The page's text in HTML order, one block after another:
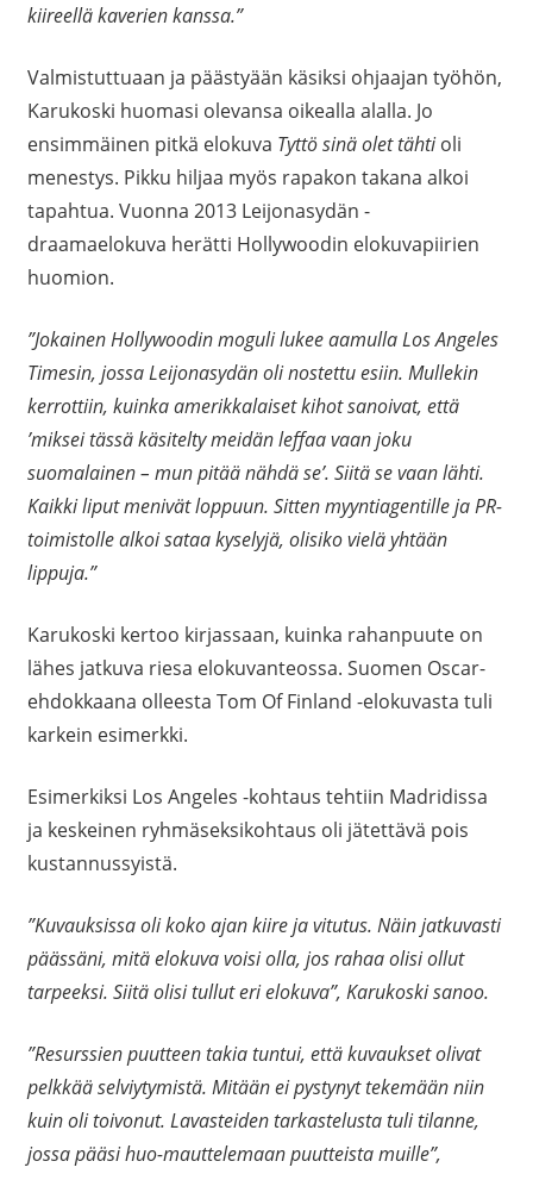
kiireellä kaverien kanssa.”
Valmistuttuaan ja päästyään käsiksi ohjaajan työhön,
Karukoski huomasi olevansa oikealla alalla. Jo
ensimmäinen pitkä elokuva Tyttö sinä olet tähtioli
menestys. Pikku hiljaa myös rapakon takana alkoi
tapahtua. Vuonna 2013 Leijonasydän -
draamaelokuva herätti Hollywoodin elokuvapiirien
huomion.
”Jokainen Hollywoodin moguli lukee aamulla Los Angeles
Timesin, jossa Leijonasydän oli nostettu esiin. Mullekin
kerrottiin, kuinka amerikkalaiset kihot sanoivat, että
’miksei tässä käsitelty meidän leffaa vaan joku
suomalainen – mun pitää nähdä se’. Siitä se vaan lähti.
Kaikki liput menivät loppuun. Sitten myyntiagentille ja PR-
toimistolle alkoi sataa kyselyjä, olisiko vielä yhtään
lippuja.”
Karukoski kertoo kirjassaan, kuinka rahanpuute on
lähes jatkuva riesa elokuvanteossa. Suomen Oscar-
ehdokkaana olleesta Tom Of Finland -elokuvasta tuli
karkein esimerkki.
Esimerkiksi Los Angeles -kohtaus tehtiin Madridissa
ja keskeinen ryhmäseksikohtaus oli jätettävä pois
kustannussyistä.
”Kuvauksissa oli koko ajan kiire ja vitutus. Näin jatkuvasti
päässäni, mitä elokuva voisi olla, jos rahaa olisi ollut
tarpeeksi. Siitä olisi tullut eri elokuva”, Karukoski sanoo.
”Resurssien puutteen takia tuntui, että kuvaukset olivat
pelkkää selviytymistä. Mitään ei pystynyt tekemään niin
kuin oli toivonut. Lavasteiden tarkastelusta tuli tilanne,
jossa pääsi huo-mauttelemaan puutteista muille”,